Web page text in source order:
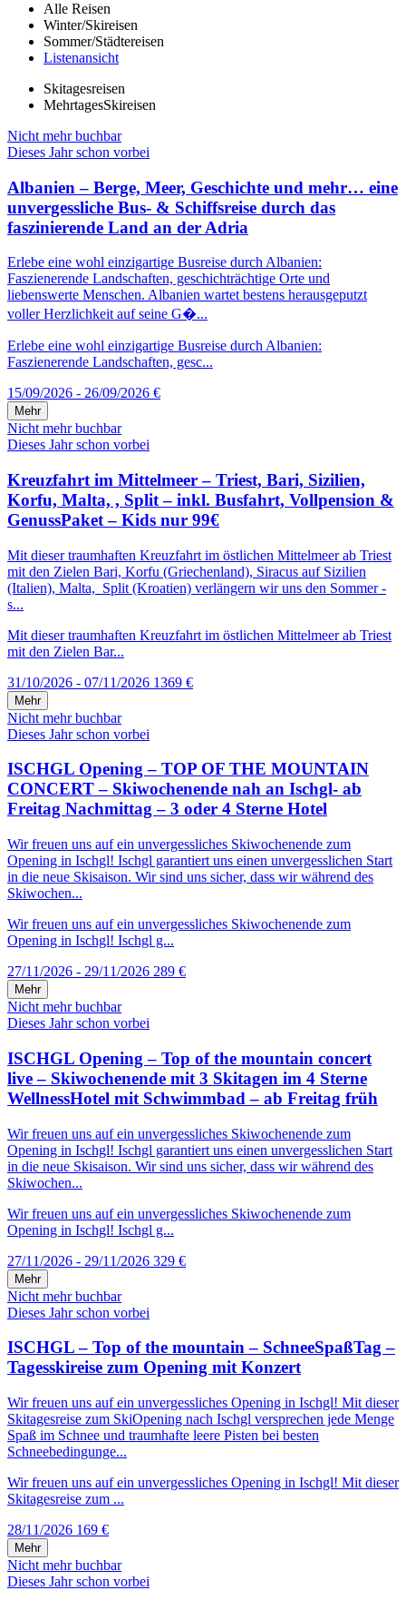
Alle Reisen
Winter/Skireisen
Sommer/Städtereisen
Listenansicht
Skitagesreisen
MehrtagesSkireisen
Nicht mehr buchbar
Dieses Jahr schon vorbei
Albanien – Berge, Meer, Geschichte und mehr… eine
unvergessliche Bus- & Schiffsreise durch das
faszinierende Land an der Adria
Erlebe eine wohl einzigartige Busreise durch Albanien:
Faszienerende Landschaften, geschichträchtige Orte und
liebenswerte Menschen. Albanien wartet bestens herausgeputzt
voller Herzlichkeit auf seine G�...
Erlebe eine wohl einzigartige Busreise durch Albanien:
Faszienerende Landschaften, gesc...
15/09/2026 - 26/09/2026 €
Mehr
Nicht mehr buchbar
Dieses Jahr schon vorbei
Kreuzfahrt im Mittelmeer – Triest, Bari, Sizilien,
Korfu, Malta, , Split – inkl. Busfahrt, Vollpension &
GenussPaket – Kids nur 99€
Mit dieser traumhaften Kreuzfahrt im östlichen Mittelmeer ab Triest
mit den Zielen Bari, Korfu (Griechenland), Siracus auf Sizilien
(Italien), Malta, Split (Kroatien) verlängern wir uns den Sommer -
s...
Mit dieser traumhaften Kreuzfahrt im östlichen Mittelmeer ab Triest
mit den Zielen Bar...
31/10/2026 - 07/11/2026 1369 €
Mehr
Nicht mehr buchbar
Dieses Jahr schon vorbei
ISCHGL Opening – TOP OF THE MOUNTAIN
CONCERT – Skiwochenende nah an Ischgl- ab
Freitag Nachmittag – 3 oder 4 Sterne Hotel
Wir freuen uns auf ein unvergessliches Skiwochenende zum
Opening in Ischgl! Ischgl garantiert uns einen unvergesslichen Start
in die neue Skisaison. Wir sind uns sicher, dass wir während des
Skiwochen...
Wir freuen uns auf ein unvergessliches Skiwochenende zum
Opening in Ischgl! Ischgl g...
27/11/2026 - 29/11/2026 289 €
Mehr
Nicht mehr buchbar
Dieses Jahr schon vorbei
ISCHGL Opening – Top of the mountain concert
live – Skiwochenende mit 3 Skitagen im 4 Sterne
WellnessHotel mit Schwimmbad – ab Freitag früh
Wir freuen uns auf ein unvergessliches Skiwochenende zum
Opening in Ischgl! Ischgl garantiert uns einen unvergesslichen Start
in die neue Skisaison. Wir sind uns sicher, dass wir während des
Skiwochen...
Wir freuen uns auf ein unvergessliches Skiwochenende zum
Opening in Ischgl! Ischgl g...
27/11/2026 - 29/11/2026 329 €
Mehr
Nicht mehr buchbar
Dieses Jahr schon vorbei
ISCHGL – Top of the mountain – SchneeSpaßTag –
Tagesskireise zum Opening mit Konzert
Wir freuen uns auf ein unvergessliches Opening in Ischgl! Mit dieser
Skitagesreise zum SkiOpening nach Ischgl versprechen jede Menge
Spaß im Schnee und traumhafte leere Pisten bei besten
Schneebedingunge...
Wir freuen uns auf ein unvergessliches Opening in Ischgl! Mit dieser
Skitagesreise zum ...
28/11/2026 169 €
Mehr
Nicht mehr buchbar
Dieses Jahr schon vorbei